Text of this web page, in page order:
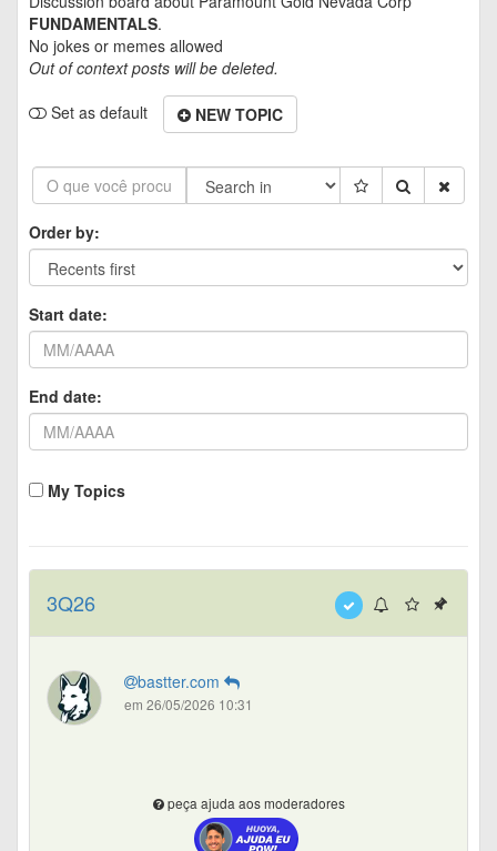
FUNDAMENTALS.
No jokes or memes allowed
Out of context posts will be deleted.
Set as default
NEW TOPIC
Order by:
Start date:
End date:
My Topics
3Q26
bastter.com
em 26/05/2026 10:31
peça ajuda aos moderadores